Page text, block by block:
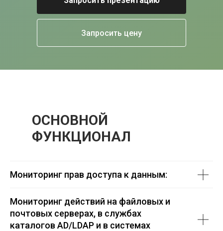
Запросить цену
ОСНОВНОЙ
ФУНКЦИОНАЛ
Мониторинг прав доступа к данным:
Мониторинг действий на файловых и
почтовых серверах, в службах
каталогов AD/LDAP и в системах